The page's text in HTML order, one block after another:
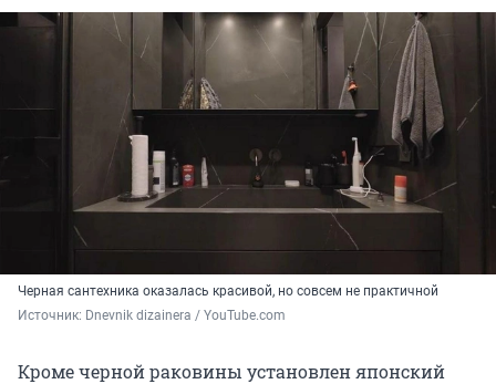
Черная сантехника оказалась красивой, но совсем не практичной
Источник: Dnevnik dizainera / YouTube.com
Кроме черной раковины установлен японский